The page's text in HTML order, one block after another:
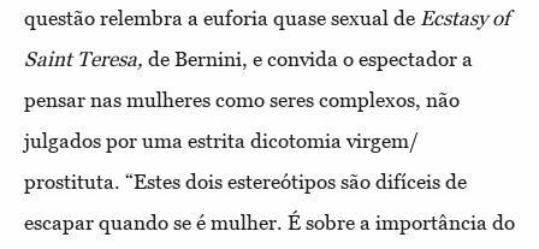
questão relembra a euforia quase sexual de Ecstasy of
Saint Teresa, de Bernini, e convida o espectador a
pensar nas mulheres como seres complexos, não
julgados por uma estrita dicotomia virgem/
prostituta. “Estes dois estereótipos são difíceis de
escapar quando se é mulher. É sobre a importância do